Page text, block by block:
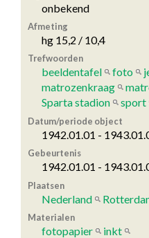
onbekend
Afmeting
hg 15,2 / 10,4
Trefwoorden
beeldentafel foto
matrozenkraag
Sparta stadion
sport
Datum/periode object
1942.01.01 -
Gebeurtenis
1942.01.01 -
Plaatsen
Nederland
Materialen
fotopapier inkt